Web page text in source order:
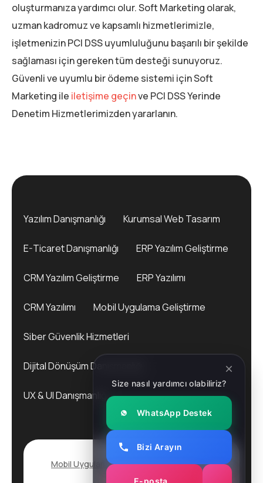
oluşturmanıza yardımcı olur. Soft Marketing olarak,
uzman kadromuz ve kapsamlı hizmetlerimizle,
işletmenizin PCI DSS uyumluluğunu başarılı bir şekilde
sağlaması için gereken tüm desteği sunuyoruz.
Güvenli ve uyumlu bir ödeme sistemi için Soft
Marketing ile iletişime geçinve PCI DSS Yerinde
Denetim Hizmetlerimizden yararlanın.
Yazılım Danışmanlığı Kurumsal Web Tasarım
E-Ticaret Danışmanlığı ERP Yazılım Geliştirme
CRM Yazılım Geliştirme ERP Yazılımı
CRM Yazılımı Mobil Uygulama Geliştirme
Siber Güvenlik Hizmetleri
Dijital Dönüşüm Danışmanlığı
UX & UI Danışmanlığı
Mobil Uygulama Geliştirme2025. All rights
reserved.
Size nasıl yardımcı olabiliriz?
WhatsApp Destek
Bizi Arayın
E-posta